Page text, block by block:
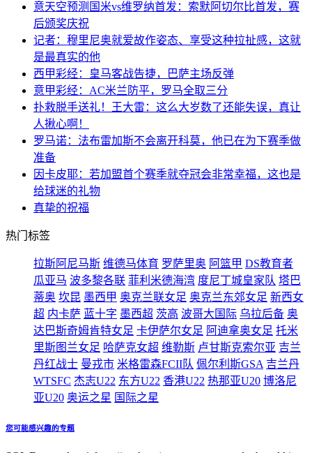
意天空预测国米vs维罗纳首发：索默阿切尔比首发，赛
后颁奖庆祝
记者：穆里尼奥就爱故作姿态、享受这种拉扯感，这就
是最真实的他
西甲彩经：皇马客战告捷，巴萨主场反弹
意甲彩经：AC米兰防平，罗马全取三分
扑救脱手送礼！王大雷：这么大岁数了还能失误，真让
人揪心啊！
罗马诺：法布雷加斯不会离开科莫，他已在为下赛季做
准备
因卡皮耶：若加盟首个赛季就夺冠会非常幸福，这也是
给球迷的礼物
真挚的祝福
热门标签
拉斯阿尼马斯 维德马体育 罗萨里奥 阿篮甲 DS教育者
瓜亚马 波多黎各联 菲利米德海湾 度尼丁城皇家队 塔巴
蒂奥 坎昆 墨西甲 奥克兰联女足 奥克兰东郊女足 新西女
超 内卡萨 蓝十字 墨西超 茨高 波哥大国际 乌拉后备 奥
达巴斯奇姆肯特女足 卡伊萨尔女足 阿迪拿奥女足 托米
里斯图兰女足 哈萨克女超 维勒斯 卢甘斯克索尔亚 吉兰
丹红战士 曼戎市 米格雷森FCII队 佩尔利斯GSA 吉兰丹
WTSFC 杰志U22 东方U22 香港U22 热那亚U20 博洛尼
亚U20 奥运之星 国际之星
您可能感兴趣的专题